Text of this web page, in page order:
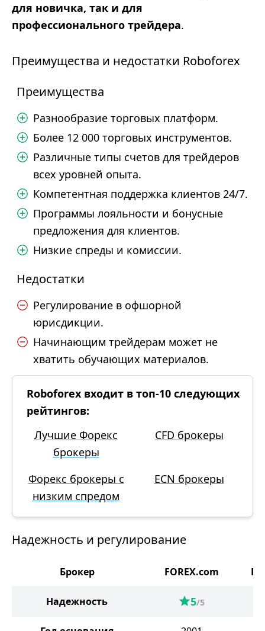
для новичка, так и для
профессионального трейдера.
Преимущества и недостатки Roboforex
Преимущества
Разнообразие торговых платформ.
Более 12 000 торговых инструментов.
Различные типы счетов для трейдеров
всех уровней опыта.
Компетентная поддержка клиентов 24/7.
Программы лояльности и бонусные
предложения для клиентов.
Низкие спреды и комиссии.
Недостатки
Регулирование в офшорной
юрисдикции.
Начинающим трейдерам может не
хватить обучающих материалов.
Roboforex входит в топ-10 следующих
рейтингов:
Лучшие Форекс
брокеры
CFD брокеры
Форекс брокеры с
низким спредом
ECN брокеры
Надежность и регулирование
Брокер FOREX.com
Надежность 5/5